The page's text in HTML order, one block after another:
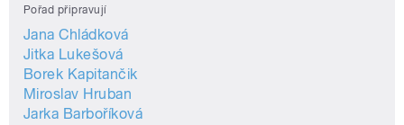
Pořad připravují
Jana Chládková
Jitka Lukešová
Borek Kapitančik
Miroslav Hruban
Jarka Barboříková